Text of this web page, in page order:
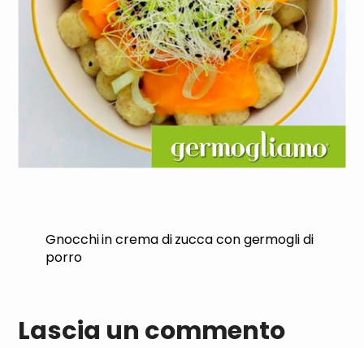
Gnocchi in crema di zucca con germogli di
porro
Lascia un commento